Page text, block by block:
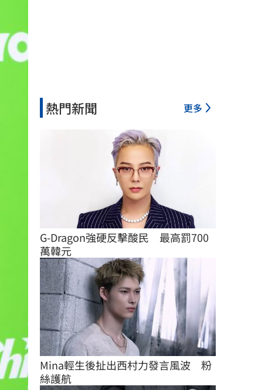
熱門新聞 更多
G-Dragon強硬反擊酸民　最高罰700
萬韓元
Mina輕生後扯出西村力發言風波　粉
絲護航